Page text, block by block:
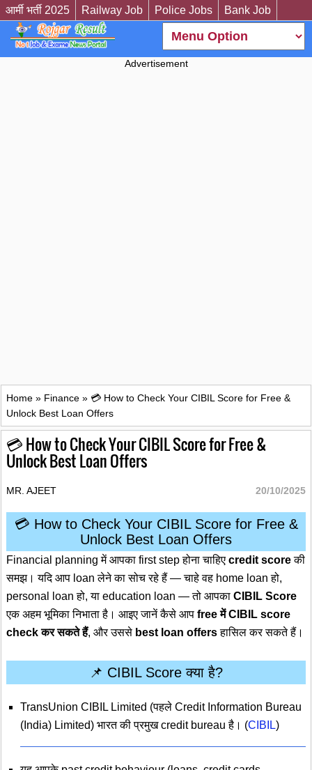
आर्मी भर्ती 2025 Railway Job Police Jobs Bank Job
Advertisement
Home » Finance » 💳 How to Check Your CIBIL Score for Free &
Unlock Best Loan Offers
💳 How to Check Your CIBIL Score for Free &
Unlock Best Loan Offers
MR. AJEET 20/10/2025
💳 How to Check Your CIBIL Score for Free &
Unlock Best Loan Offers
Financial planning में आपका first step होना चाहिए credit scoreकी
समझ। यदि आप loan लेने का सोच रहे हैं — चाहे वह home loan हो,
personal loan हो, या education loan — तो आपका CIBIL Score
एक अहम भूमिका निभाता है। आइए जानें कैसे आप free में CIBIL score
check कर सकते हैं, और उससे best loan offersहासिल कर सकते हैं।
📌 CIBIL Score क्या है?
TransUnion CIBIL Limited (पहले Credit Information Bureau
(India) Limited) भारत की प्रमुख credit bureau है। (CIBIL)